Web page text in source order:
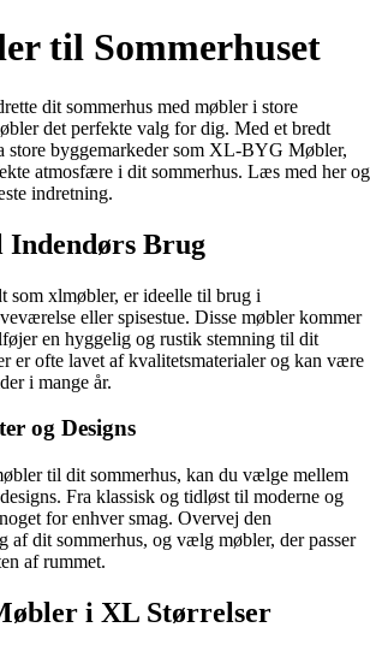
til Sommerhuset
dit sommerhus med møbler i store
det perfekte valg for dig. Med et bredt
store byggemarkeder som XL-BYG Møbler,
atmosfære i dit sommerhus. Læs med her og
indretning.
Brug
som xlmøbler, er ideelle til brug i
eller spisestue. Disse møbler kommer
en hyggelig og rustik stemning til dit
er ofte lavet af kvalitetsmaterialer og kan være
i mange år.
og Designs
til dit sommerhus, kan du vælge mellem
Fra klassisk og tidløst til moderne og
for enhver smag. Overvej den
af dit sommerhus, og vælg møbler, der passer
af rummet.
i XL Størrelser